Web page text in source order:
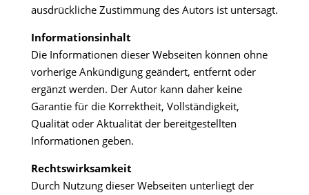
ausdrückliche Zustimmung des Autors ist untersagt.
Informationsinhalt
Die Informationen dieser Webseiten können ohne
vorherige Ankündigung geändert, entfernt oder
ergänzt werden. Der Autor kann daher keine
Garantie für die Korrektheit, Vollständigkeit,
Qualität oder Aktualität der bereitgestellten
Informationen geben.
Rechtswirksamkeit
Durch Nutzung dieser Webseiten unterliegt der